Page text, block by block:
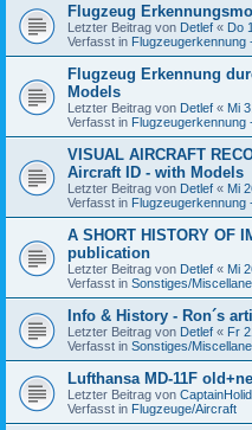
Flugzeug
Letzter Beitrag von Detlef « Do
Verfasst in Flugzeugerkennung
Flugzeug Erkennung
Models
Letzter Beitrag von Detlef « Mi
Verfasst in Flugzeugerkennung
VISUAL AIRCRAFT
Aircraft ID - with Models
Letzter Beitrag von Detlef « Mi
Verfasst in Flugzeugerkennung
A SHORT HISTORY OF
publication
Letzter Beitrag von Detlef « Mi
Verfasst in Sonstiges/
Info & History - Ron´s
Letzter Beitrag von Detlef « Fr
Verfasst in Sonstiges/
Lufthansa MD-11F
Letzter Beitrag von
Verfasst in Flugzeuge/Aircraft